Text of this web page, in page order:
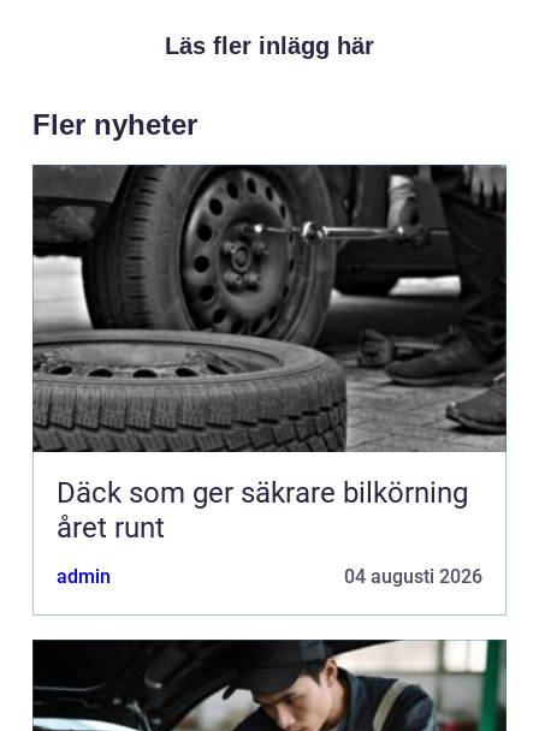
Läs fler inlägg här
Fler nyheter
Däck som ger säkrare bilkörning
året runt
admin 04 augusti 2026